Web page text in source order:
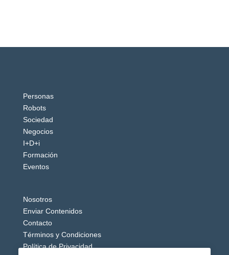
Personas
Robots
Sociedad
Negocios
I+D+i
Formación
Eventos
Nosotros
Enviar Contenidos
Contacto
Términos y Condiciones
Política de Privacidad